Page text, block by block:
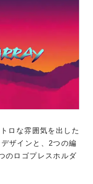
ロな雰囲気を出した
ザインと、2つの編
のロゴプレスホルダ